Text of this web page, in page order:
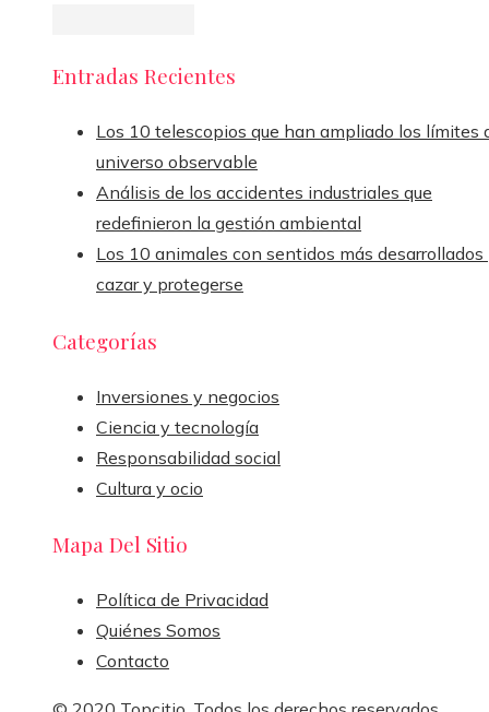
Entradas Recientes
Los 10 telescopios que han ampliado los límites
universo observable
Análisis de los accidentes industriales que
redefinieron la gestión ambiental
Los 10 animales con sentidos más desarrollados
cazar y protegerse
Categorías
Inversiones y negocios
Ciencia y tecnología
Responsabilidad social
Cultura y ocio
Mapa Del Sitio
Política de Privacidad
Quiénes Somos
Contacto